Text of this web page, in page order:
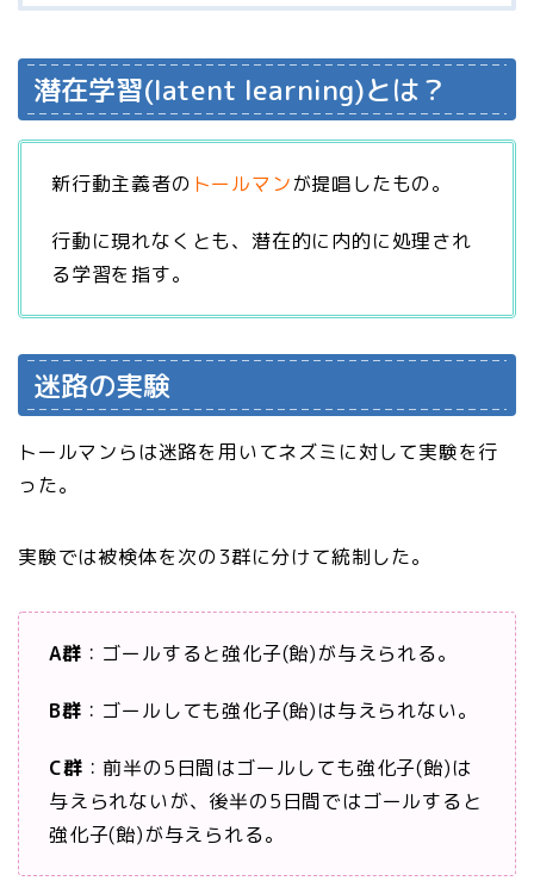
潜在学習(latent learning)とは？
新行動主義者の トールマンが提唱したもの。
行動に現れなくとも、潜在的に内的に処理され
る学習を指す。
迷路の実験
トールマンらは迷路を用いてネズミに対して実験を行
った。
実験では被検体を次の3群に分けて統制した。
A群 ：ゴールすると強化子(飴)が与えられる。
B群 ：ゴールしても強化子(飴)は与えられない。
C群 ：前半の5日間はゴールしても強化子(飴)は
与えられないが、後半の5日間ではゴールすると
強化子(飴)が与えられる。